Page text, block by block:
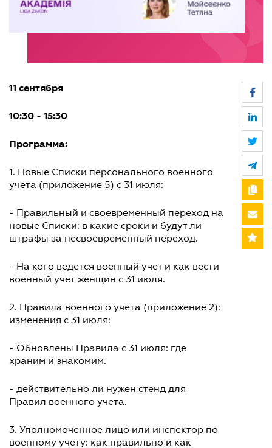
11 сентября
10:30 - 15:30
Программа:
1. Новые Списки персонального военного
учета (приложение 5) с 31 июля:
- Правильный и своевременный переход на
новые Списки: в какие сроки и будут ли
штрафы за несвоевременный переход.
- На кого ведется военный учет и как вести
военный учет женщин с 31 июля.
2. Правила военного учета (приложение 2):
изменения с 31 июля:
- Обновлены Правила с 31 июля: где
храним и знакомим.
- действительно ли нужен стенд для
Правил военного учета.
3. Уполномоченное лицо или инспектор по
военному учету: как правильно и как